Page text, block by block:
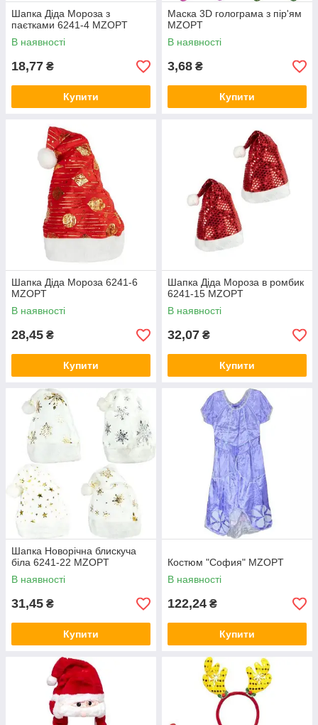
Шапка Діда Мороза з
паєтками 6241-4 MZOPT
В наявності
18,77 ₴
Купити
Маска 3D голограма з пір'ям
MZOPT
В наявності
3,68 ₴
Купити
Шапка Діда Мороза 6241-6
MZOPT
В наявності
28,45 ₴
Купити
Шапка Діда Мороза в ромбик
6241-15 MZOPT
В наявності
32,07 ₴
Купити
Шапка Новорічна блискуча
біла 6241-22 MZOPT
В наявності
31,45 ₴
Купити
Костюм "София" MZOPT
В наявності
122,24 ₴
Купити